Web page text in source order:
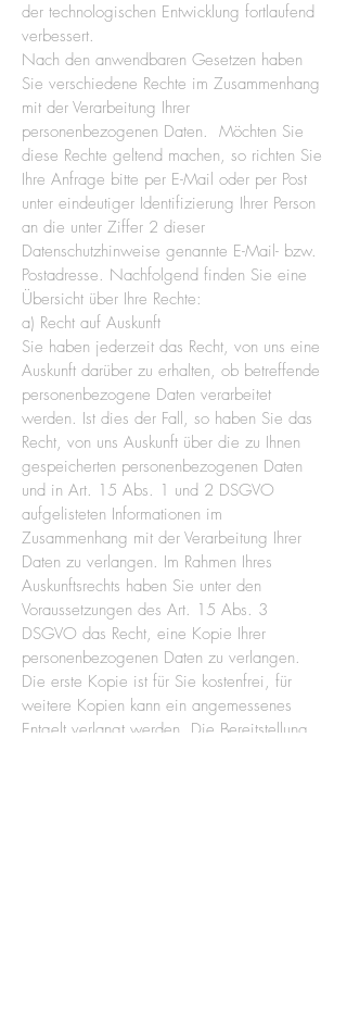
der technologischen Entwicklung fortlaufend
verbessert.
Nach den anwendbaren Gesetzen haben
Sie verschiedene Rechte im Zusammenhang
mit der Verarbeitung Ihrer
personenbezogenen Daten. Möchten Sie
diese Rechte geltend machen, so richten Sie
Ihre Anfrage bitte per E-Mail oder per Post
unter eindeutiger Identifizierung Ihrer Person
an die unter Ziffer 2 dieser
Datenschutzhinweise genannte E-Mail- bzw.
Postadresse. Nachfolgend finden Sie eine
Übersicht über Ihre Rechte:
a) Recht auf Auskunft
Sie haben jederzeit das Recht, von uns eine
Auskunft darüber zu erhalten, ob betreffende
personenbezogene Daten verarbeitet
werden. Ist dies der Fall, so haben Sie das
Recht, von uns Auskunft über die zu Ihnen
gespeicherten personenbezogenen Daten
und in Art. 15 Abs. 1 und 2 DSGVO
aufgelisteten Informationen im
Zusammenhang mit der Verarbeitung Ihrer
Daten zu verlangen. Im Rahmen Ihres
Auskunftsrechts haben Sie unter den
Voraussetzungen des Art. 15 Abs. 3
DSGVO das Recht, eine Kopie Ihrer
personenbezogenen Daten zu verlangen.
Die erste Kopie ist für Sie kostenfrei, für
weitere Kopien kann ein angemessenes
Entgelt verlangt werden. Die Bereitstellung